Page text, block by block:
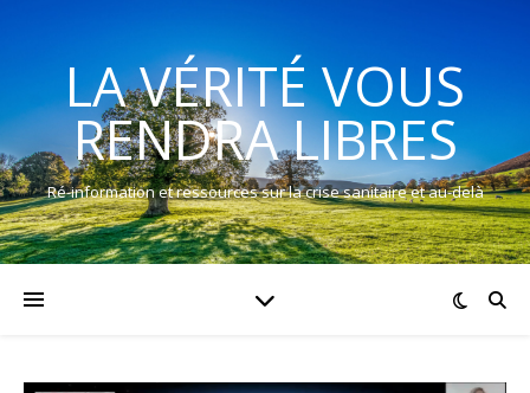
LA VÉRITÉ VOUS
RENDRA LIBRES
Ré-information et ressources sur la crise sanitaire et au-delà